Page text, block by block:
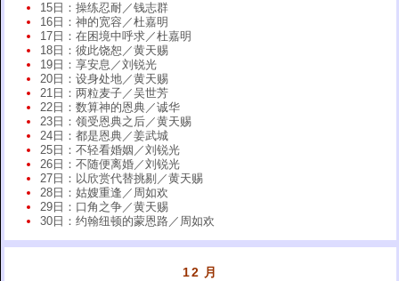
15日：操练忍耐／钱志群
16日：神的宽容／杜嘉明
17日：在困境中呼求／杜嘉明
18日：彼此饶恕／黄天赐
19日：享安息／刘锐光
20日：设身处地／黄天赐
21日：两粒麦子／吴世芳
22日：数算神的恩典／诚华
23日：领受恩典之后／黄天赐
24日：都是恩典／姜武城
25日：不轻看婚姻／刘锐光
26日：不随便离婚／刘锐光
27日：以欣赏代替挑剔／黄天赐
28日：姑嫂重逢／周如欢
29日：口角之争／黄天赐
30日：约翰纽顿的蒙恩路／周如欢
12 月